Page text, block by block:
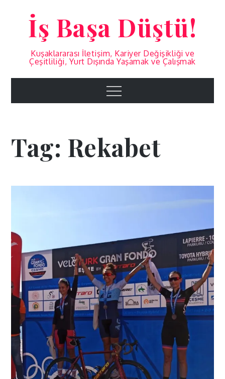
İş Başa Düştü!
Kuşaklararası İletişim, Kariyer Değişikliği ve
Çeşitliliği, Yurt Dışında Yaşamak ve Çalışmak
Menu
Tag: Rekabet